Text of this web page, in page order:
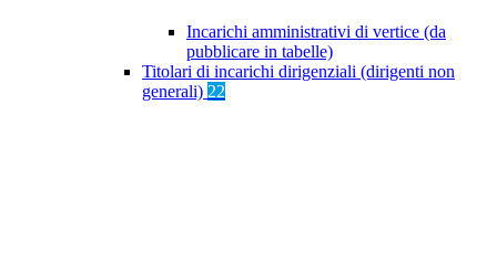
Incarichi amministrativi di vertice (da
pubblicare in tabelle)
Titolari di incarichi dirigenziali (dirigenti non
generali) 22